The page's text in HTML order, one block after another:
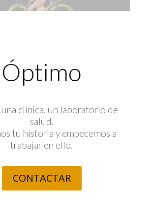
Óptimo
una clínica, un laboratorio de
salud.
tu historia y empecemos a
trabajar en ello.
CONTACTAR